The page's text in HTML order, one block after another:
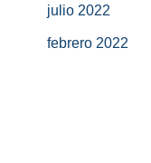
julio 2022
febrero 2022